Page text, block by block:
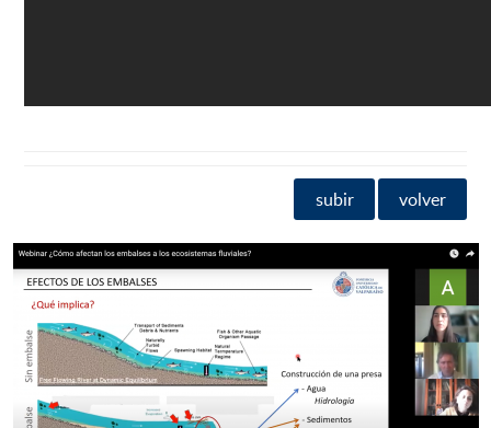
subir volver